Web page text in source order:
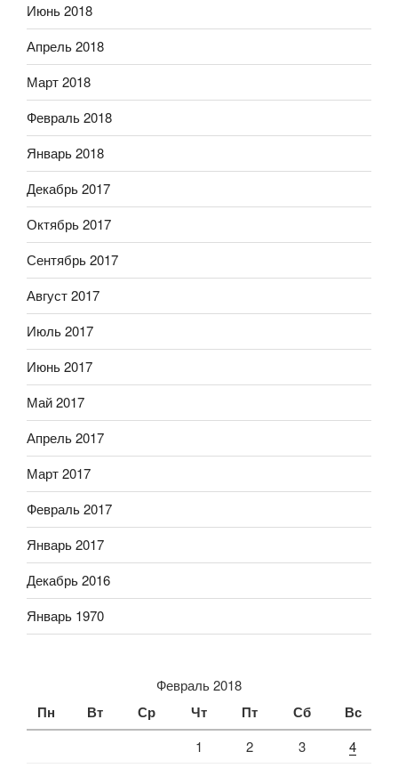
Июнь 2018
Апрель 2018
Март 2018
Февраль 2018
Январь 2018
Декабрь 2017
Октябрь 2017
Сентябрь 2017
Август 2017
Июль 2017
Июнь 2017
Май 2017
Апрель 2017
Март 2017
Февраль 2017
Январь 2017
Декабрь 2016
Январь 1970
Февраль 2018
Пн Вт Ср Чт Пт Сб Вс
1 2 3
4